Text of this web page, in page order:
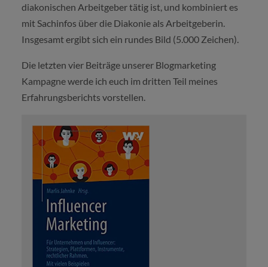
diakonischen Arbeitgeber tätig ist, und kombiniert es
mit Sachinfos über die Diakonie als Arbeitgeberin.
Insgesamt ergibt sich ein rundes Bild (5.000 Zeichen).
Die letzten vier Beiträge unserer Blogmarketing
Kampagne werde ich euch im dritten Teil meines
Erfahrungsberichts vorstellen.